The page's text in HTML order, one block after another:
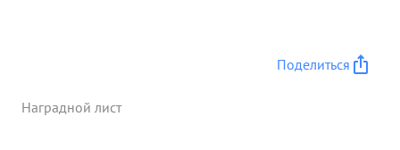
Поделиться
Наградной лист